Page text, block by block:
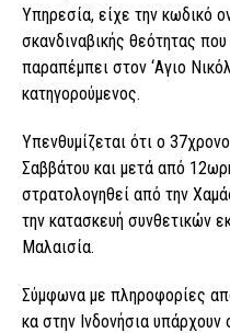
Υπηρεσία, είχε την κωδικό
σκανδιναβικής θεότητας
παραπέμπει στον ‘Αγιο
κατηγορούμενος.
Υπενθυμίζεται ότι ο
Σαββάτου και μετά από
στρατολογηθεί από την
την κατασκευή συνθετικών
Μαλαισία.
Σύμφωνα με πληροφορίες
κα στην Ινδονήσια